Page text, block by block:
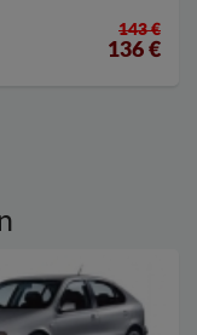
143 €
136 €